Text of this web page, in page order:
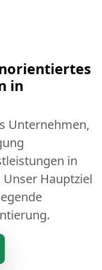
in
Unternehmen,
in
Hauptziel